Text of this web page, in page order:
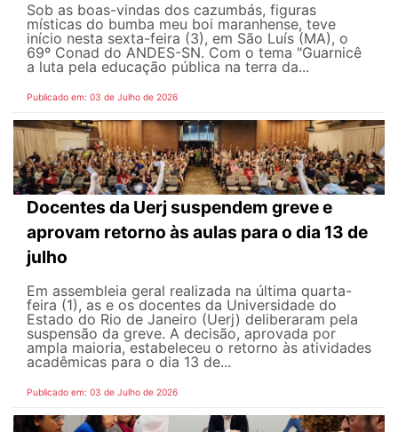
Sob as boas-vindas dos cazumbás, figuras
místicas do bumba meu boi maranhense, teve
início nesta sexta-feira (3), em São Luís (MA), o
69º Conad do ANDES-SN. Com o tema "Guarnicê
a luta pela educação pública na terra da...
Publicado em: 03 de Julho de 2026
Docentes da Uerj suspendem greve e
aprovam retorno às aulas para o dia 13 de
julho
Em assembleia geral realizada na última quarta-
feira (1), as e os docentes da Universidade do
Estado do Rio de Janeiro (Uerj) deliberaram pela
suspensão da greve. A decisão, aprovada por
ampla maioria, estabeleceu o retorno às atividades
acadêmicas para o dia 13 de...
Publicado em: 03 de Julho de 2026